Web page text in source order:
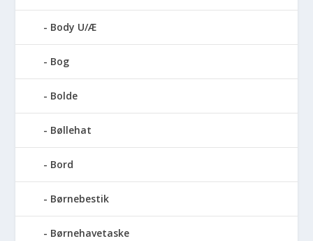
Body U/Æ
Bog
Bolde
Bøllehat
Bord
Børnebestik
Børnehavetaske